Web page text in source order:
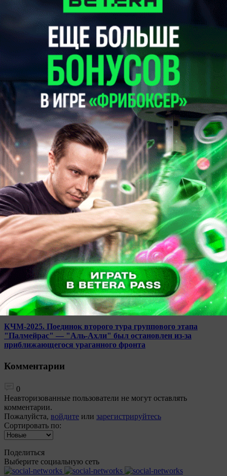
Константин Лобандиевский: слова Шпилевского звучат
красиво, но букмекеры пока не верят в его перспективы и
в его новый клуб
589
0
КЧМ-2025. "Палмейрас" взял верх над "Аль-Ахли" в
матче, прерванном из-за непогоды
21:46
Футбол
1027
0
Юрий Довнар: "Барсе" для возвращения к финансовой
нормальности необходимо продавать игроков. На выход
стоят семь фамилий
21:17
Футбол
323
КЧМ-2025. Поединок второго тура группового этапа
"Палмейрас" — "Аль-Ахли" был остановлен из-за
приближающегося ураганного фронта
Комментарии
0
Неавторизованные пользователи не могут оставлять
комментарии.
Пожалуйста, войдите или зарегистрируйтесь
Сортировать по:
Поделиться
Выберите социальную сеть